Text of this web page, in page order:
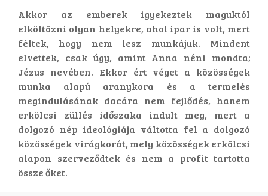
Akkor az emberek igyekeztek maguktól
elköltözni olyan helyekre, ahol ipar is volt, mert
féltek, hogy nem lesz munkájuk. Mindent
elvettek, csak úgy, amint Anna néni mondta;
Jézus nevében. Ekkor ért véget a közösségek
munka alapú aranykora és a termelés
megindulásának dacára nem fejlődés, hanem
erkölcsi züllés időszaka indult meg, mert a
dolgozó nép ideológiája váltotta fel a dolgozó
közösségek virágkorát, mely közösségek erkölcsi
alapon szerveződtek és nem a profit tartotta
össze őket.